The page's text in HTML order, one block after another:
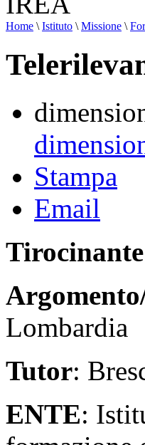
Home \ Istituto \ Missione \
Stampa
Email
Tirocinante
Lombardia
Tutor:
ENTE: